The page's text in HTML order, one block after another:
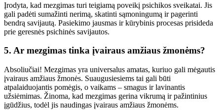
Įrodyta, kad mezgimas turi teigiamą poveikį psichikos sveikatai. Jis
gali padėti sumažinti nerimą, skatinti sąmoningumą ir pagerinti
bendrą savijautą. Pasiekimo jausmas ir kūrybinis procesas prisideda
prie geresnės psichinės savijautos.
5. Ar mezgimas tinka įvairaus amžiaus žmonėms?
Absoliučiai! Mezgimas yra universalus amatas, kuriuo gali mėgautis
įvairaus amžiaus žmonės. Suaugusiesiems tai gali būti
atpalaiduojantis pomėgis, o vaikams – smagus ir lavinantis
užsiėmimas. Žinoma, kad mezgimas gerina vikrumą ir pažintinius
įgūdžius, todėl jis naudingas įvairaus amžiaus žmonėms.